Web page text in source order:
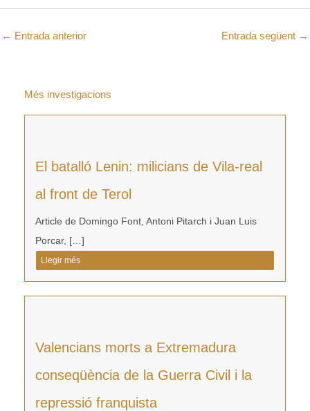
← Entrada anterior Entrada següent →
Més investigacions
El batalló Lenin: milicians de Vila-real
al front de Terol
Article de Domingo Font, Antoni Pitarch i Juan Luis
Porcar, […]
Llegir més
Valencians morts a Extremadura
conseqüència de la Guerra Civil i la
repressió franquista